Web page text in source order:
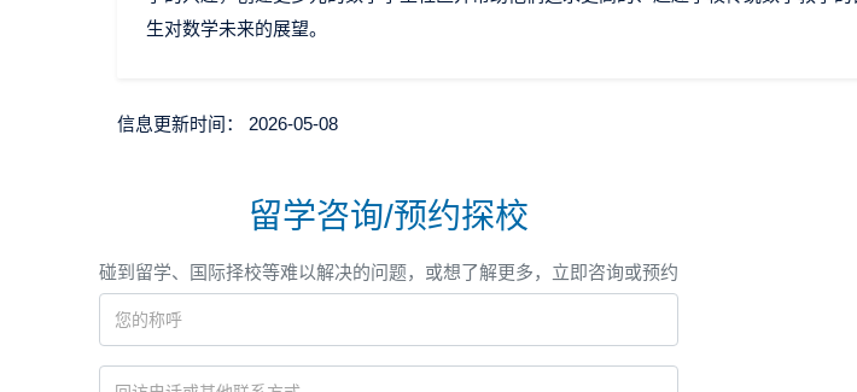
生对数学未来的展望。
信息更新时间： 2026-05-08
留学咨询/预约探校
碰到留学、国际择校等难以解决的问题，或想了解更多，立即咨询或预约